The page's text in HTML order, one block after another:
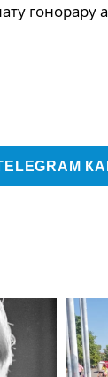
гонорару